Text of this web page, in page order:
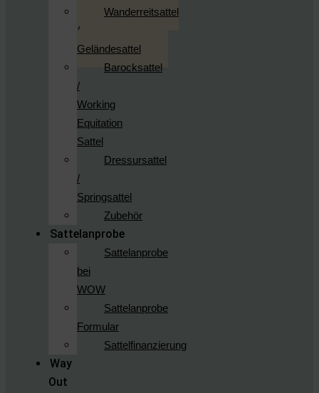
Wanderreitsattel
/
Geländesattel
Barocksattel
/
Working
Equitation
Sattel
Dressursattel
/
Springsattel
Zubehör
Sattelanprobe
Sattelanprobe
bei
WOW
Sattelanprobe
Formular
Sattelfinanzierung
Way
Out